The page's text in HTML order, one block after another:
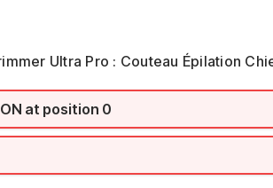
Ultra Pro : Couteau Épilation
at position 0